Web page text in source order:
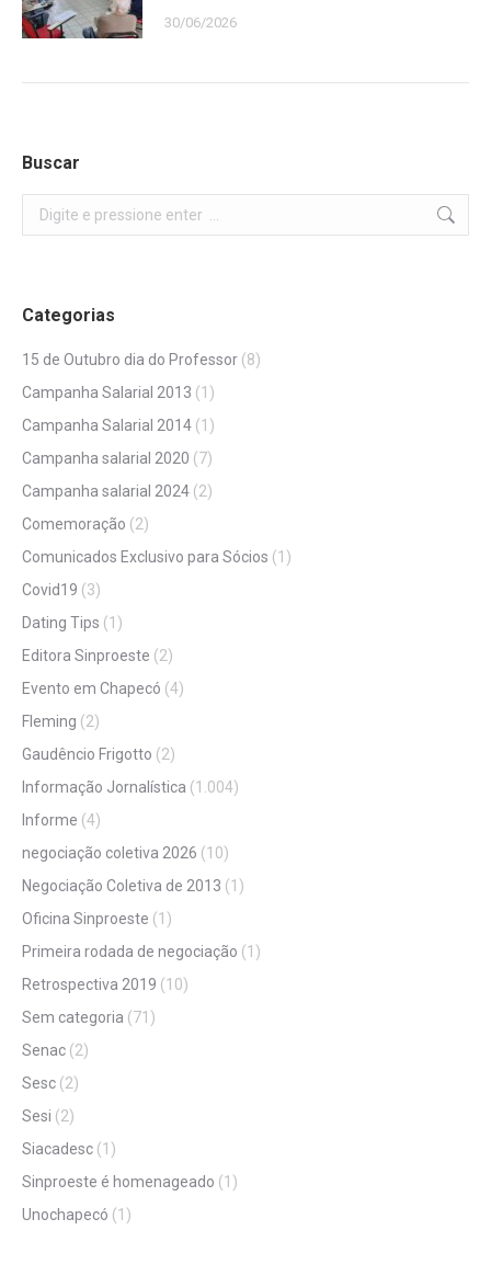
30/06/2026
Buscar
Search:
Categorias
15 de Outubro dia do Professor (8)
Campanha Salarial 2013 (1)
Campanha Salarial 2014 (1)
Campanha salarial 2020 (7)
Campanha salarial 2024 (2)
Comemoração (2)
Comunicados Exclusivo para Sócios (1)
Covid19 (3)
Dating Tips (1)
Editora Sinproeste (2)
Evento em Chapecó (4)
Fleming (2)
Gaudêncio Frigotto (2)
Informação Jornalística (1.004)
Informe (4)
negociação coletiva 2026 (10)
Negociação Coletiva de 2013 (1)
Oficina Sinproeste (1)
Primeira rodada de negociação (1)
Retrospectiva 2019 (10)
Sem categoria (71)
Senac (2)
Sesc (2)
Sesi (2)
Siacadesc (1)
Sinproeste é homenageado (1)
Unochapecó (1)